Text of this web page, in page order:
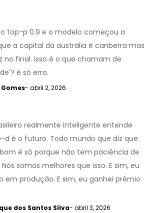
top-p 0.9 e o modelo começou a
a capital da austrália é canberra mas
no final. isso é o que chamam de
é só erro.
- abril 2, 2026
realmente inteligente entende
d é o futuro. Todo mundo que diz que
é só porque não tem paciência de
somos melhores que isso. E sim, eu
em produção. E sim, eu ganhei prêmio
dos Santos Silva- abril 3, 2026